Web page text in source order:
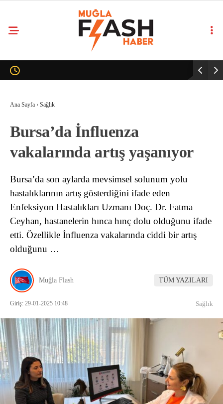
Ana Sayfa › Sağlık
Bursa’da İnfluenza
vakalarında artış yaşanıyor
Bursa’da son aylarda mevsimsel solunum yolu
hastalıklarının artış gösterdiğini ifade eden
Enfeksiyon Hastalıkları Uzmanı Doç. Dr. Fatma
Ceyhan, hastanelerin hınca hınç dolu olduğunu ifade
etti. Özellikle İnfluenza vakalarında ciddi bir artış
olduğunu …
Muğla Flash TÜM YAZILARI
Giriş: 29-01-2025 10:48 Sağlık